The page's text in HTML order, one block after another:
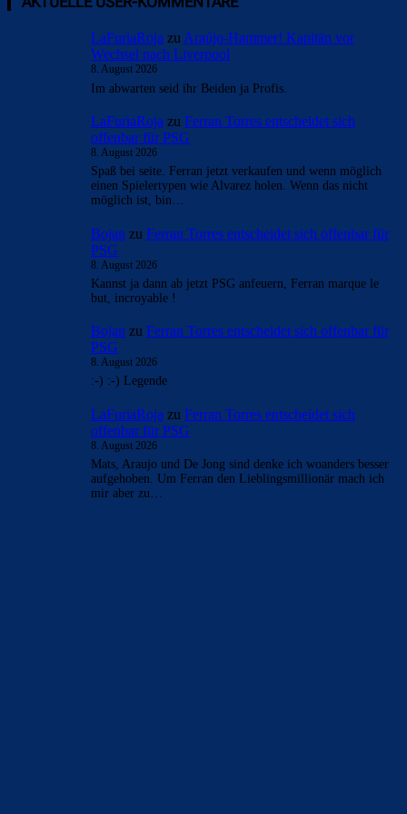
LaFuriaRoja zuAraújo-Hammer! Kapitän vor
Wechsel nach Liverpool
8. August 2026
Im abwarten seid ihr Beiden ja Profis.
LaFuriaRoja zu Ferran Torres entscheidet sich
offenbar für PSG
8. August 2026
Spaß bei seite. Ferran jetzt verkaufen und wenn möglich
einen Spielertypen wie Alvarez holen. Wenn das nicht
möglich ist, bin…
Bojan zu Ferran Torres entscheidet sich offenbar für
PSG
8. August 2026
Kannst ja dann ab jetzt PSG anfeuern, Ferran marque le
but, incroyable !
Bojan zu Ferran Torres entscheidet sich offenbar für
PSG
8. August 2026
:-) :-) Legende
LaFuriaRoja zu Ferran Torres entscheidet sich
offenbar für PSG
8. August 2026
Mats, Araujo und De Jong sind denke ich woanders besser
aufgehoben. Um Ferran den Lieblingsmillionär mach ich
mir aber zu…